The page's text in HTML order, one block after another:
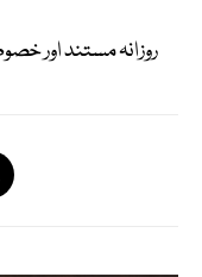
روزانہ مستند اور